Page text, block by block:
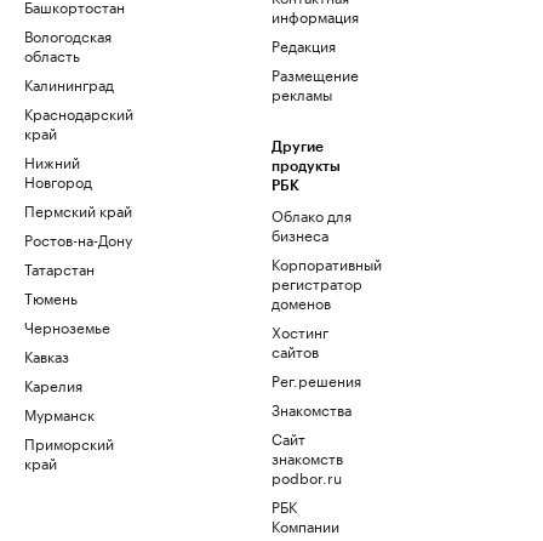
Башкортостан
Вологодская
область
Калининград
Краснодарский
край
Нижний
Новгород
Пермский край
Ростов-на-Дону
Татарстан
Тюмень
Черноземье
Кавказ
Карелия
Мурманск
Приморский
край
информация
Редакция
Размещение
рекламы
Другие
продукты
РБК
Облако для
бизнеса
Корпоративный
регистратор
доменов
Хостинг
сайтов
Рег.решения
Знакомства
Сайт
знакомств
podbor.ru
РБК
Компании